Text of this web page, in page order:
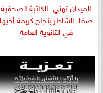
الميدان تهنيء الكاتبة الصحفية
صفاء الشاطر بنجاج كريمة أخيها
في الثانوية العامة